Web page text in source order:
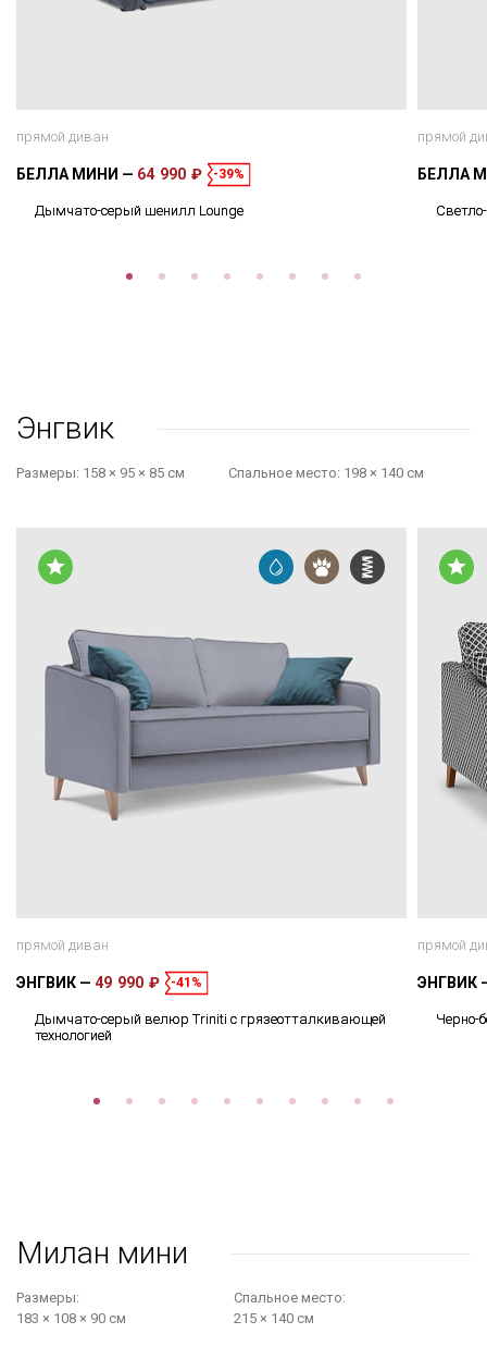
прямой диван
БЕЛЛА МИНИ 64 990 ₽ -39%
Дымчато-серый шенилл Lounge
прямой
БЕЛЛА
Энгвик
Размеры: 158 × 95 × 85 см Cпальное место: 198 × 140 см
прямой диван
ЭНГВИК 49 990 ₽ -41%
Дымчато-серый велюр Triniti с грязеотталкивающей
технологией
прямой
ЭНГВИК
Черно-
Милан мини
Размеры:
183 × 108 × 90 см
Cпальное место:
215 × 140 см